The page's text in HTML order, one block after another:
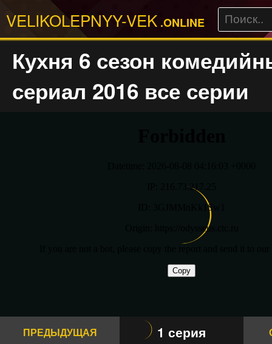
VELIKOLEPNYY-VEK .ONLINE
Кухня 6 сезон
сериал 2016 все серии
ПРЕДЫДУЩАЯ 1 серия